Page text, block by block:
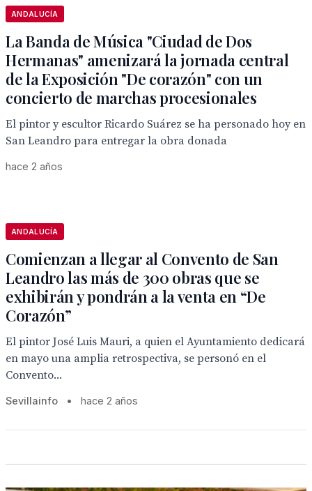
ANDALUCÍA
La Banda de Música "Ciudad de Dos
Hermanas" amenizará la jornada central
de la Exposición "De corazón" con un
concierto de marchas procesionales
El pintor y escultor Ricardo Suárez se ha personado hoy en
San Leandro para entregar la obra donada
hace 2 años
ANDALUCÍA
Comienzan a llegar al Convento de San
Leandro las más de 300 obras que se
exhibirán y pondrán a la venta en “De
Corazón”
El pintor José Luis Mauri, a quien el Ayuntamiento dedicará
en mayo una amplia retrospectiva, se personó en el
Convento...
Sevillainfo • hace 2 años